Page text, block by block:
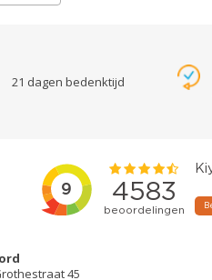
21 dagen bedenktijd
45